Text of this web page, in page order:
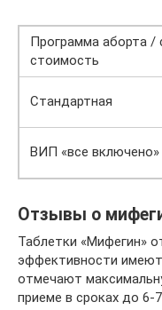
Программа аборта /
стоимость
Стандартная
ВИП «все включено»
Отзывы о
Таблетки «Мифегин»
эффективности
отмечают
приеме в сроках до 6-